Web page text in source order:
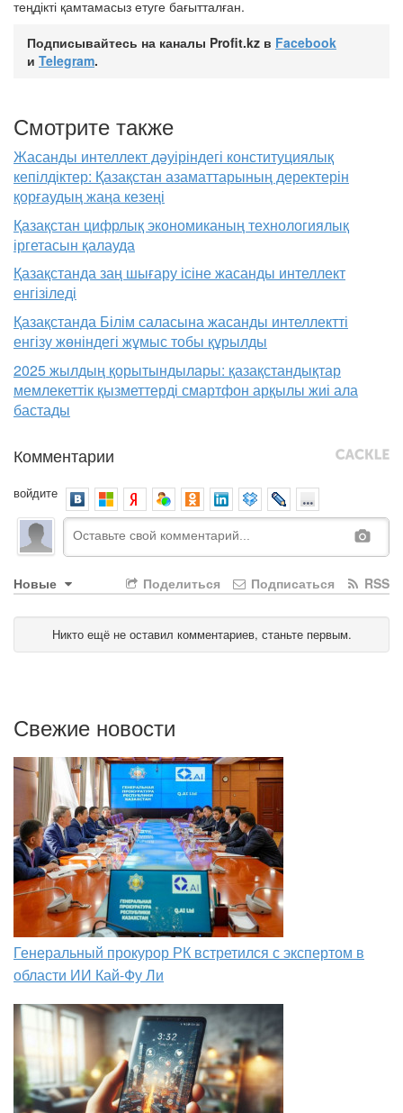
теңдікті қамтамасыз етуге бағытталған.
Подписывайтесь на каналы Profit.kz в Facebook
и Telegram.
Смотрите также
Жасанды интеллект дәуіріндегі конституциялық
кепілдіктер: Қазақстан азаматтарының деректерін
қорғаудың жаңа кезеңі
Қазақстан цифрлық экономиканың технологиялық
іргетасын қалауда
Қазақстанда заң шығару ісіне жасанды интеллект
енгізіледі
Қазақстанда Білім саласына жасанды интеллектті
енгізу жөніндегі жұмыс тобы құрылды
2025 жылдың қорытындылары: қазақстандықтар
мемлекеттік қызметтерді смартфон арқылы жиі ала
бастады
Комментарии
войдите
Новые RSS
Подписаться
Поделиться
Никто ещё не оставил комментариев, станьте первым.
Свежие новости
Генеральный прокурор РК встретился с экспертом в
области ИИ Кай-Фу Ли